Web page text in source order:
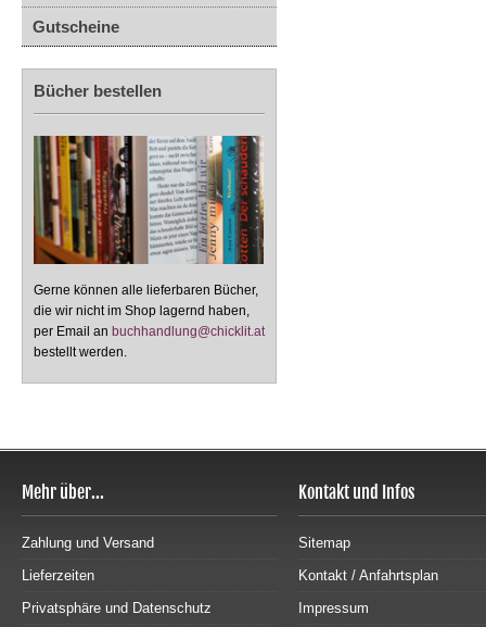
Gutscheine
Bücher bestellen
Gerne können alle lieferbaren Bücher,
die wir nicht im Shop lagernd haben,
per Email an buchhandlung@chicklit.at
bestellt werden.
Mehr über...
Zahlung und Versand
Lieferzeiten
Privatsphäre und Datenschutz
Kontakt und Infos
Sitemap
Kontakt / Anfahrtsplan
Impressum